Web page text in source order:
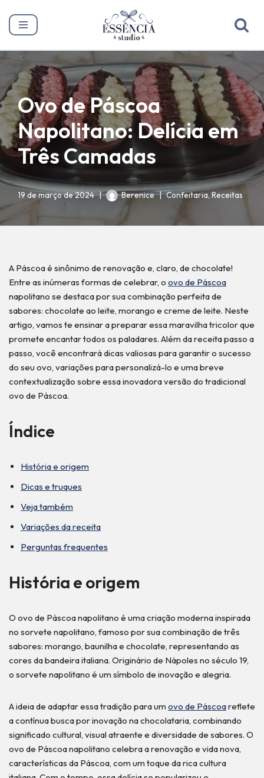
Pular
o
conteúdo
Ovo de Páscoa
Napolitano: Delícia em
Três Camadas
19 de março de 2024 Berenice Confeitaria, Receitas
A Páscoa é sinônimo de renovação e, claro, de chocolate!
Entre as inúmeras formas de celebrar, o ovo de Páscoa
napolitano se destaca por sua combinação perfeita de
sabores: chocolate ao leite, morango e creme de leite. Neste
artigo, vamos te ensinar a preparar essa maravilha tricolor que
promete encantar todos os paladares. Além da receita passo a
passo, você encontrará dicas valiosas para garantir o sucesso
do seu ovo, variações para personalizá-lo e uma breve
contextualização sobre essa inovadora versão do tradicional
ovo de Páscoa.
Índice
História e origem
Dicas e truques
Veja também
Variações da receita
Perguntas frequentes
História e origem
O ovo de Páscoa napolitano é uma criação moderna inspirada
no sorvete napolitano, famoso por sua combinação de três
sabores: morango, baunilha e chocolate, representando as
cores da bandeira italiana. Originário de Nápoles no século 19,
o sorvete napolitano é um símbolo de inovação e alegria.
A ideia de adaptar essa tradição para um ovo de Páscoareflete
a contínua busca por inovação na chocolataria, combinando
significado cultural, visual atraente e diversidade de sabores. O
ovo de Páscoa napolitano celebra a renovação e vida nova,
características da Páscoa, com um toque da rica cultura